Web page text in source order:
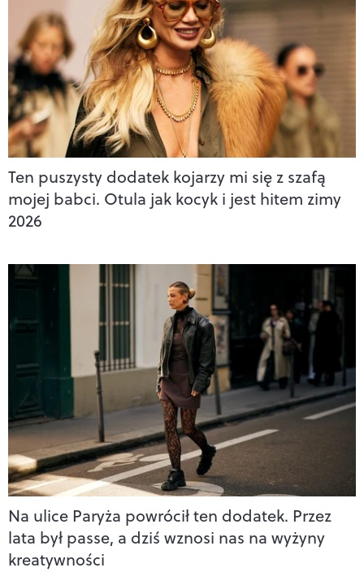
Ten puszysty dodatek kojarzy mi się z szafą
mojej babci. Otula jak kocyk i jest hitem zimy
2026
Na ulice Paryża powrócił ten dodatek. Przez
lata był passe, a dziś wznosi nas na wyżyny
kreatywności